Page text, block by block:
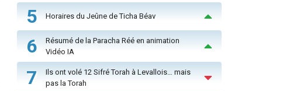
5 Horaires du Jeûne de Ticha Béav
6
Résumé de la Paracha Réé en animation
Vidéo IA
7
Ils ont volé 12 Sifré Torah à Levallois… mais
pas la Torah